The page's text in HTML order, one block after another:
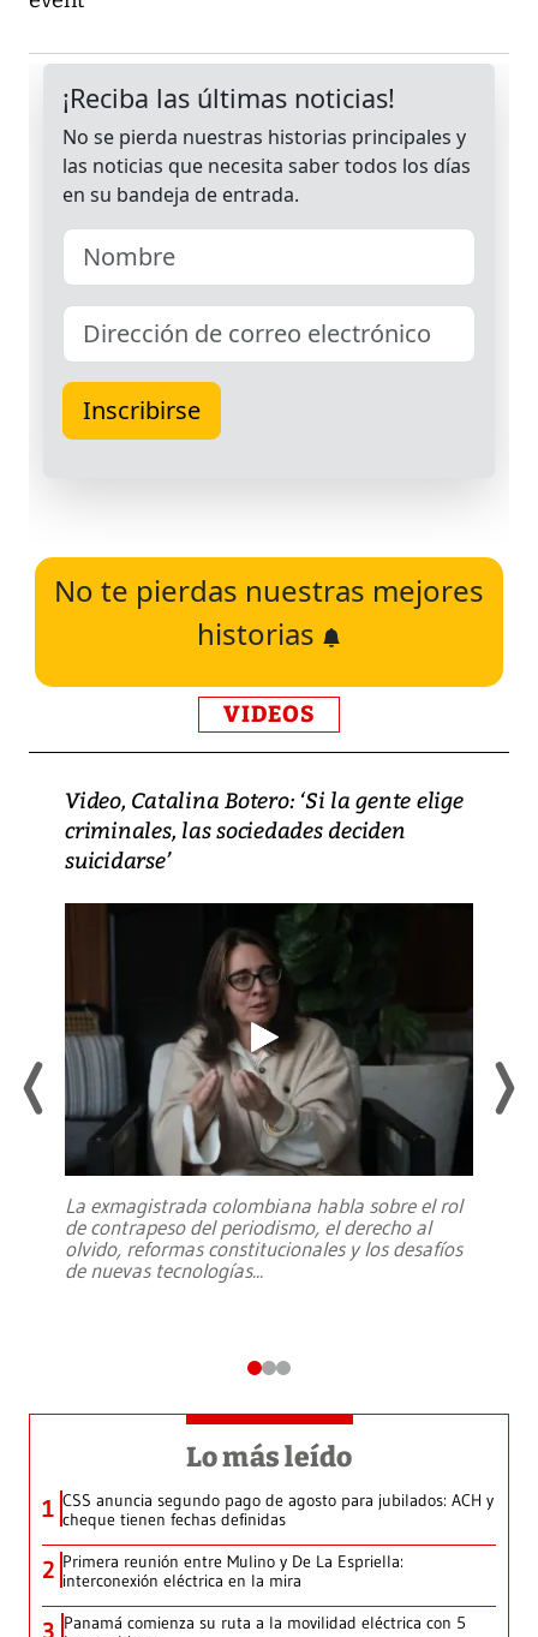
No te pierdas nuestras mejores
historias
VIDEOS
Video, Catalina Botero: ‘Si la gente elige
criminales, las sociedades deciden
suicidarse’
La exmagistrada colombiana habla sobre el rol
de contrapeso del periodismo, el derecho al
olvido, reformas constitucionales y los desafíos
de nuevas tecnologías...
Lo más leído
1 CSS anuncia segundo pago de agosto para jubilados: ACH y
cheque tienen fechas definidas
2 Primera reunión entre Mulino y De La Espriella:
interconexión eléctrica en la mira
Panamá comienza su ruta a la movilidad eléctrica con 5